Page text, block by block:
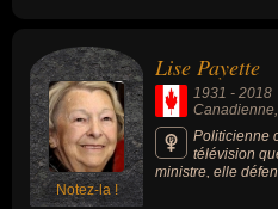
Notez-la !
Lise Payette
1931 - 2018
Canadienne
Politicienne
télévision
ministre, elle
des femmes et